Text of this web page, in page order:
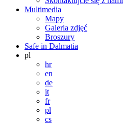
Multimedia
Mapy
Galeria zdjęć
Broszury
Safe in Dalmatia
pl
hr
en
de
it
fr
pl
cs